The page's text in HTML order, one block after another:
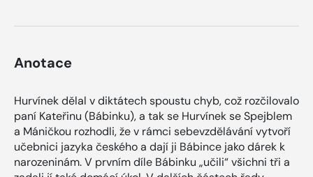
Anotace
Hurvínek dělal v diktátech spoustu chyb, což rozčilovalo
paní Kateřinu (Bábinku), a tak se Hurvínek se Spejblem
a Máničkou rozhodli, že v rámci sebevzdělávání vytvoří
učebnici jazyka českého a dají ji Bábince jako dárek k
narozeninám. V prvním díle Bábinku „učili“ všichni tři a